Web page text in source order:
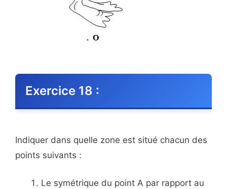
Exercice 18 :
Indiquer dans quelle zone est situé chacun des
points suivants :
Le symétrique du point A par rapport au